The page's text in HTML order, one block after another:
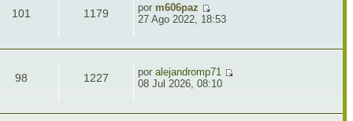
101 1179 por m606paz
27 Ago 2022, 18:53
98 1227 por alejandromp71
08 Jul 2026, 08:10